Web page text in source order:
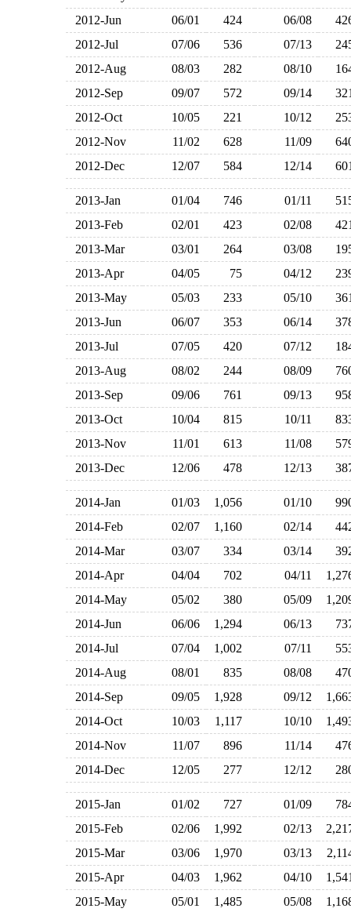
2012-Jun
06/01 424 06/08
2012-Jul
07/06 536 07/13
2012-Aug
08/03 282 08/10
2012-Sep
09/07 572 09/14
2012-Oct
10/05 221 10/12
2012-Nov
11/02 628 11/09
2012-Dec
12/07 584 12/14
2013-Jan 01/04 746 01/11
2013-Feb
02/01 423 02/08
2013-Mar
03/01 264 03/08
2013-Apr
04/05 75 04/12
2013-May
05/03 233 05/10
2013-Jun
06/07 353 06/14
2013-Jul
07/05 420 07/12
2013-Aug
08/02 244 08/09
2013-Sep
09/06 761 09/13
2013-Oct
10/04 815 10/11
2013-Nov
11/01 613 11/08
2013-Dec
12/06 478 12/13
2014-Jan 01/03 1,056 01/10
2014-Feb
02/07 1,160 02/14
2014-Mar
03/07 334 03/14
2014-Apr
04/04 702 04/11
2014-May
05/02 380 05/09
2014-Jun
06/06 1,294 06/13
2014-Jul
07/04 1,002 07/11
2014-Aug
08/01 835 08/08
2014-Sep
09/05 1,928 09/12
2014-Oct
10/03 1,117 10/10
2014-Nov
11/07 896 11/14
2014-Dec
12/05 277 12/12
2015-Jan 01/02 727 01/09
2015-Feb
02/06 1,992 02/13
2015-Mar
03/06 1,970 03/13
2015-Apr
04/03 1,962 04/10
2015-May
05/01 1,485 05/08